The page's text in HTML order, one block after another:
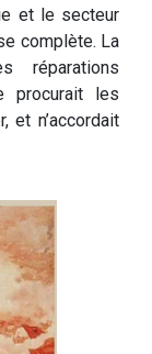
et le secteur
complète. La
réparations
procurait les
et n’accordait